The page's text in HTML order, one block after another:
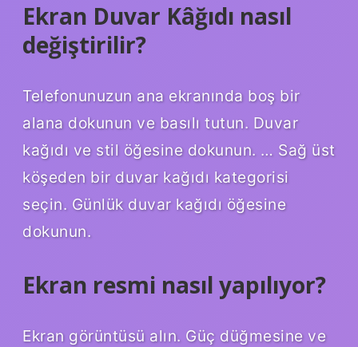
Ekran Duvar Kâğıdı nasıl
değiştirilir?
Telefonunuzun ana ekranında boş bir
alana dokunun ve basılı tutun. Duvar
kağıdı ve stil öğesine dokunun. … Sağ üst
köşeden bir duvar kağıdı kategorisi
seçin. Günlük duvar kağıdı öğesine
dokunun.
Ekran resmi nasıl yapılıyor?
Ekran görüntüsü alın. Güç düğmesine ve